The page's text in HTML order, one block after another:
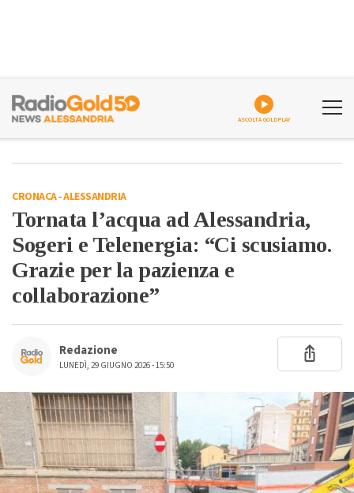
ASCOLTA GOLDPLAY
CRONACA-ALESSANDRIA
Tornata l’acqua ad Alessandria,
Sogeri e Telenergia: “Ci scusiamo.
Grazie per la pazienza e
collaborazione”
Redazione
LUNEDÌ, 29 GIUGNO 2026 - 15:50